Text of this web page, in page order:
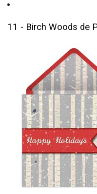
11 - Birch Woods de